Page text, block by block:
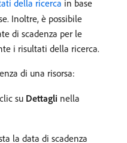
della ricerca in base
Inoltre, è possibile
di scadenza per le
i risultati della ricerca.
di una risorsa:
su Dettagli nella
la data di scadenza